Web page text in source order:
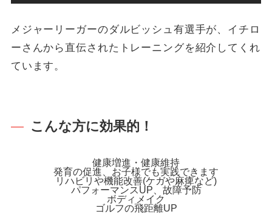
メジャーリーガーのダルビッシュ有選手が、イチロ
ーさんから直伝されたトレーニングを紹介してくれ
ています。
こんな方に効果的！
健康増進・健康維持
発育の促進、お子様でも実践できます
リハビリや機能改善(ケガや麻痺など)
パフォーマンスUP、故障予防
ボディメイク
ゴルフの飛距離UP